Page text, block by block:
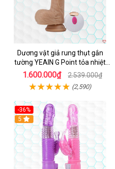
Dương vật giả rung thụt gắn
tường YEAIN G Point tỏa nhiệt
điều khiển từ xa
1.600.000₫ 2.539.000₫
(2,590)
-36%
Hot
5